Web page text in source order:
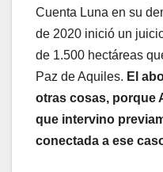
Cuenta Luna en su
de 2020 inició un
de 1.500 hectáreas
Paz de Aquiles. El
otras cosas, porque
que intervino
conectada a ese